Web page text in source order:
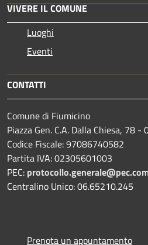
VIVERE IL COMUNE
Luoghi
Eventi
CONTATTI
Comune di Fiumicino
Piazza Gen. C.A. Dalla Chiesa, 78
Codice Fiscale: 97086740582
Partita IVA: 02305601003
PEC:
Centralino Unico: 06.65210.245
Prenota un appuntamento